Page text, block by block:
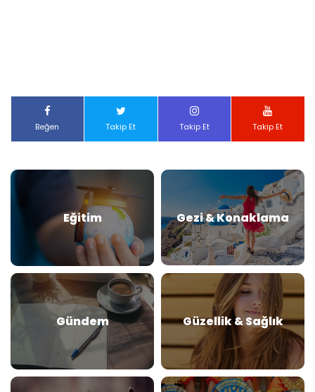
Beğen Takip Et Takip Et Takip Et
Eğitim Gezi & Konaklama
Gündem Güzellik & Sağlık